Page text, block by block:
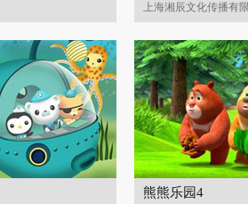
上海湘辰文化传播有
熊熊乐园4